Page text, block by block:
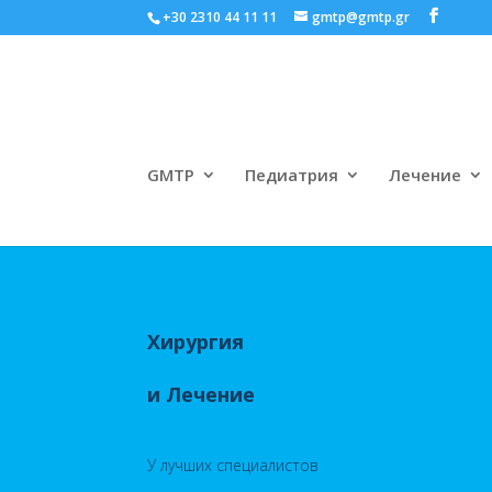
+30 2310 44 11 11 gmtp@gmtp.gr
GMTP Педиатрия Лечение
Хирургия
и Лечение
Улучших специалистов